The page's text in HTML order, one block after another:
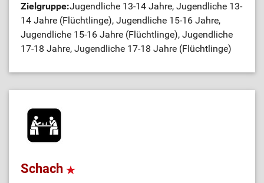
Zielgruppe:Jugendliche 13-14 Jahre, Jugendliche 13-
14 Jahre (Flüchtlinge), Jugendliche 15-16 Jahre,
Jugendliche 15-16 Jahre (Flüchtlinge), Jugendliche
17-18 Jahre, Jugendliche 17-18 Jahre (Flüchtlinge)
Schach